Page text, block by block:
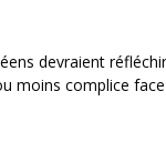
devraient
moins complice